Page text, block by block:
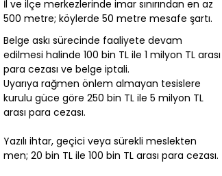
İl ve ilçe merkezlerinde imar sınırından en az
500 metre; köylerde 50 metre mesafe şartı.
Belge askı sürecinde faaliyete devam
edilmesi halinde 100 bin TL ile 1 milyon TL arası
para cezası ve belge iptali.
Uyarıya rağmen önlem almayan tesislere
kurulu güce göre 250 bin TL ile 5 milyon TL
arası para cezası.
Yazılı ihtar, geçici veya sürekli meslekten
men; 20 bin TL ile 100 bin TL arası para cezası.